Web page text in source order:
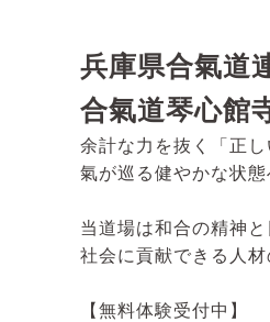
兵庫県合氣道
合氣道琴心館
余計な力を抜く「正
氣が巡る健やかな状態
当道場は和合の精神
社会に貢献できる人材
【無料体験受付中】